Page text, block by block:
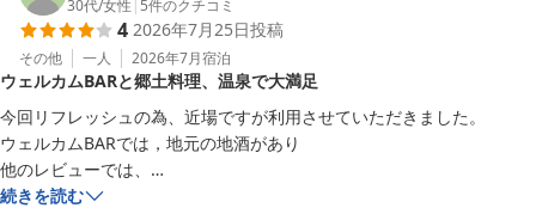
30代/女性 5件のクチコミ
4 2026年7月25日投稿
その他 一人 2026年7月宿泊
ウェルカムBARと郷土料理、温泉で大満足
今回リフレッシュの為、近場ですが利用させていただきました。
ウェルカムBARでは，地元の地酒があり
他のレビューでは、
お酒の種類が少ないと書いてありましたが、
続きを読む